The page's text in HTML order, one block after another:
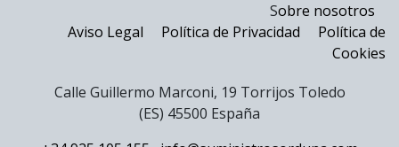
Sobre nosotros
Aviso Legal
Política de Privacidad
Política de
Cookies
Calle Guillermo Marconi, 19 Torrijos Toledo
(ES) 45500 España